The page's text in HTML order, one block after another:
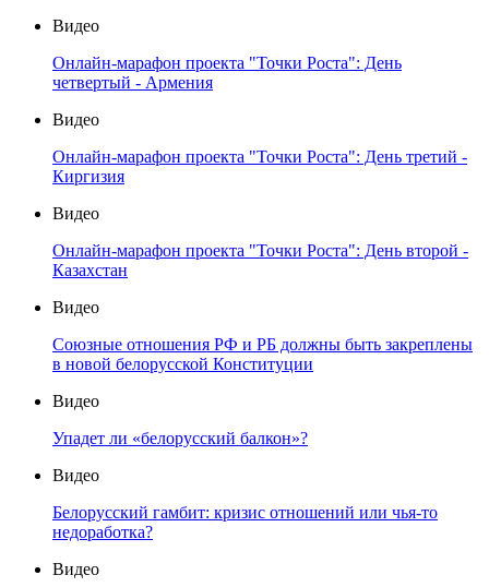
Видео
Онлайн-марафон проекта "Точки Роста": День
четвертый - Армения
Видео
Онлайн-марафон проекта "Точки Роста": День третий -
Киргизия
Видео
Онлайн-марафон проекта "Точки Роста": День второй -
Казахстан
Видео
Союзные отношения РФ и РБ должны быть закреплены
в новой белорусской Конституции
Видео
Упадет ли «белорусский балкон»?
Видео
Белорусский гамбит: кризис отношений или чья-то
недоработка?
Видео